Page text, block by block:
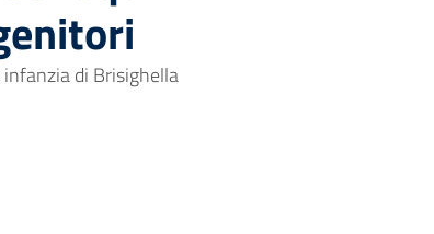
di Brisighella